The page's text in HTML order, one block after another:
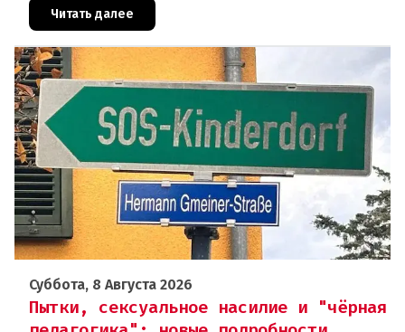
отправляют на дополнительную пров
Читать далее
Суббота, 8 Августа 2026
Пытки, сексуальное насилие и "чёрная